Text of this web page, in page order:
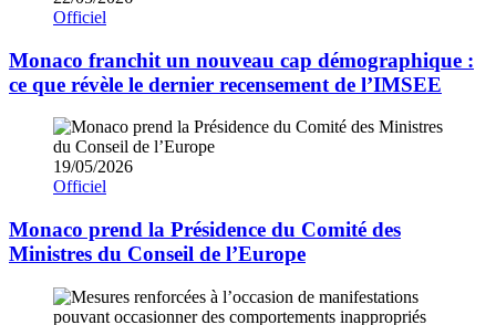
Officiel
Monaco franchit un nouveau cap démographique :
ce que révèle le dernier recensement de l’IMSEE
19/05/2026
Officiel
Monaco prend la Présidence du Comité des
Ministres du Conseil de l’Europe